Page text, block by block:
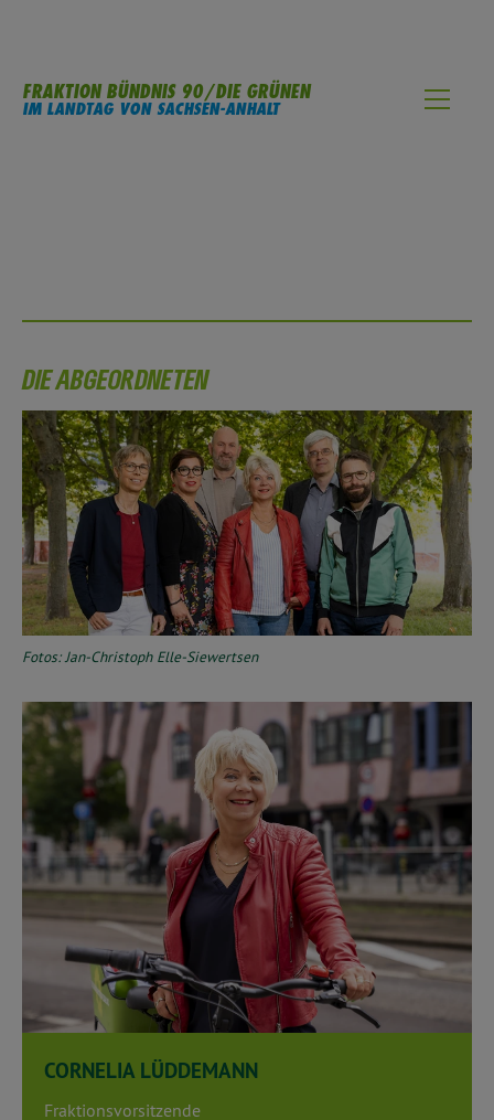
FRAKTION BÜNDNIS 90/DIE GRÜNEN
IM LANDTAG VON SACHSEN-ANHALT
DIE ABGEORDNETEN
Fotos: Jan-Christoph Elle-Siewertsen
CORNELIA LÜDDEMANN
Fraktionsvorsitzende